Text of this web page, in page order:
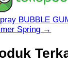
BUBBLE
Spring →